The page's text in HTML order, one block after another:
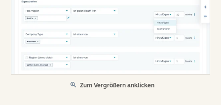
Zum Vergrößern anklicken